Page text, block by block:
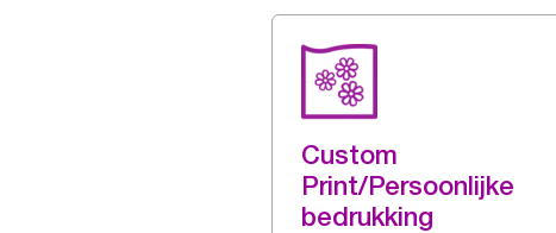
Custom
Print/Persoonlijke
bedrukking